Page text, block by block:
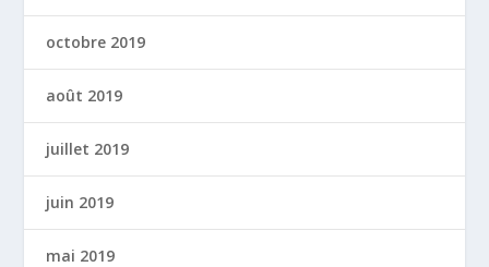
octobre 2019
août 2019
juillet 2019
juin 2019
mai 2019